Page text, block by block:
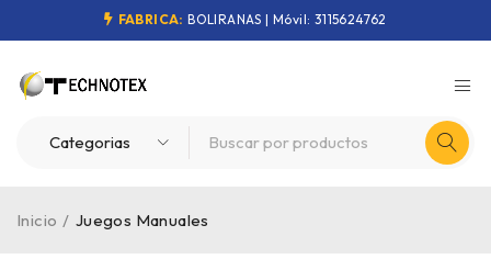
FABRICA: BOLIRANAS | Móvil: 3115624762
Inicio / Juegos Manuales